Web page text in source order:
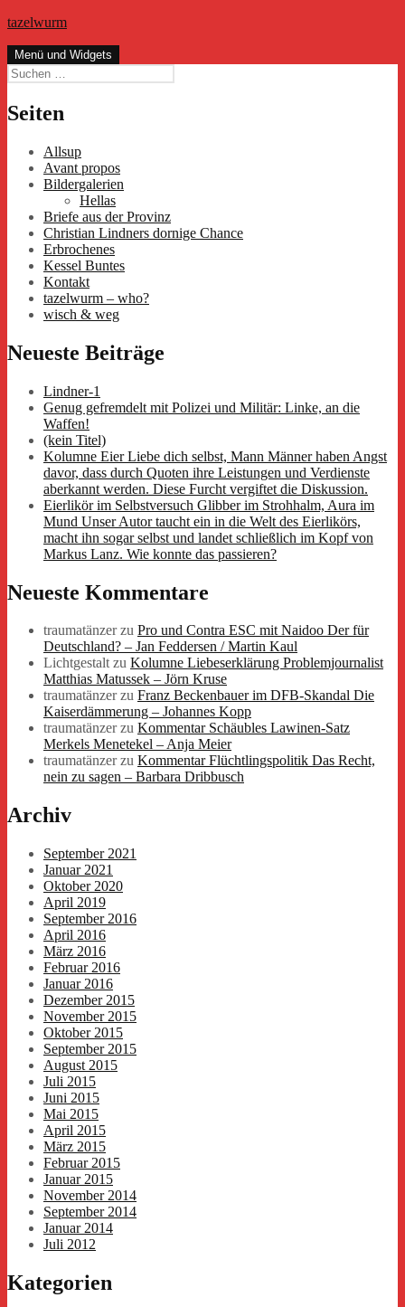
Zum
springen
tazelwurm
Menü und Widgets
Suchen
nach:
Seiten
Allsup
Avant propos
Bildergalerien
Hellas
Briefe aus der Provinz
Christian Lindners dornige Chance
Erbrochenes
Kessel Buntes
Kontakt
tazelwurm – who?
wisch & weg
Neueste Beiträge
Lindner-1
Genug gefremdelt mit Polizei und Militär: Linke, an die
Waffen!
(kein Titel)
Kolumne Eier Liebe dich selbst, Mann Männer haben Angst
davor, dass durch Quoten ihre Leistungen und Verdienste
aberkannt werden. Diese Furcht vergiftet die Diskussion.
Eierlikör im Selbstversuch Glibber im Strohhalm, Aura im
Mund Unser Autor taucht ein in die Welt des Eierlikörs,
macht ihn sogar selbst und landet schließlich im Kopf von
Markus Lanz. Wie konnte das passieren?
Neueste Kommentare
traumatänzerzu Pro und Contra ESC mit Naidoo Der für
Deutschland? – Jan Feddersen / Martin Kaul
Lichtgestaltzu Kolumne Liebeserklärung Problemjournalist
Matthias Matussek – Jörn Kruse
traumatänzerzu Franz Beckenbauer im DFB-Skandal Die
Kaiserdämmerung – Johannes Kopp
traumatänzerzu Kommentar Schäubles Lawinen-Satz
Merkels Menetekel – Anja Meier
traumatänzerzu Kommentar Flüchtlingspolitik Das Recht,
nein zu sagen – Barbara Dribbusch
Archiv
September 2021
Januar 2021
Oktober 2020
April 2019
September 2016
April 2016
März 2016
Februar 2016
Januar 2016
Dezember 2015
November 2015
Oktober 2015
September 2015
August 2015
Juli 2015
Juni 2015
Mai 2015
April 2015
März 2015
Februar 2015
Januar 2015
November 2014
September 2014
Januar 2014
Juli 2012
Kategorien